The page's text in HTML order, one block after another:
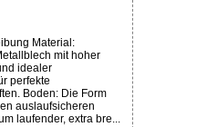
Material:
mit hoher
idealer
perfekte
Boden: Die Form
auslaufsicheren
laufender, extra bre...